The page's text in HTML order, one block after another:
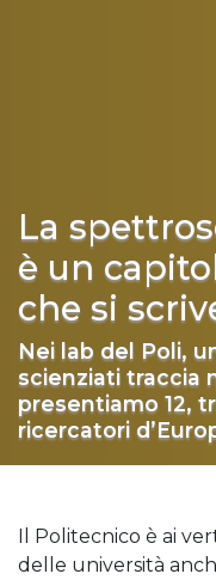
La
è un
che si
Nei lab del Poli,
scienziati traccia
presentiamo 12,
ricercatori
Il Politecnico è ai
delle università